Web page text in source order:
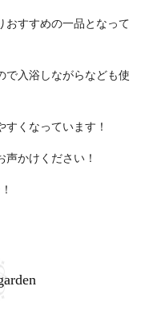
おすすめの一品となって
で入浴しながらなども使
くなっています！
かけください！